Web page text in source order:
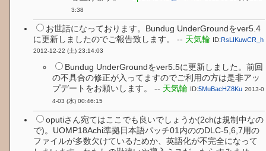
3:38
お世話になっております。Bundug UnderGroundをver5.4
に更新しましたのでご報告致します。 -- 天気輪 ID:RsLIKuwCR_h
2012-12-22 (土) 23:14:03
Bundug UnderGroundをver5.5に更新しました。前回
の不具合の修正が入ってますのでご利用の方は是非アッ
プデートをお願いします。 -- 天気輪 ID:5MuBacHZ8Ku 2013-0
4-03 (水) 00:46:15
oputiさん宛てはここでも良いでしょうか(2chは規制中なの
で)。UOMP18Achi準拠日本語パッチ01内ののDLC-5,6,7用の
ファイルが多数欠けているためか、英語化が不完全になって